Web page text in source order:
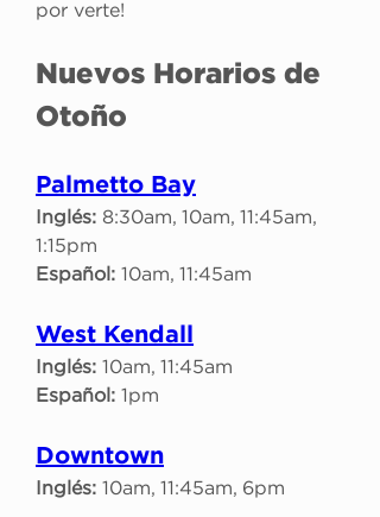
por verte!
Nuevos Horarios de
Otoño
Palmetto Bay
Inglés: 8:30am, 10am, 11:45am,
1:15pm
Español: 10am, 11:45am
West Kendall
Inglés: 10am, 11:45am
Español: 1pm
Downtown
Inglés: 10am, 11:45am, 6pm